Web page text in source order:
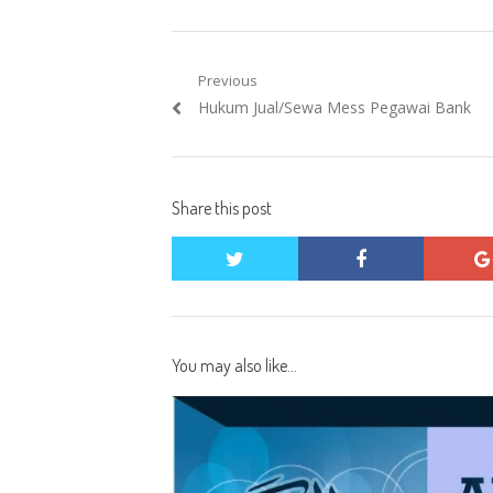
Post
navigation
Previous
Previous
Hukum Jual/Sewa Mess Pegawai Bank
Share this post
twitter facebook
You may also like...